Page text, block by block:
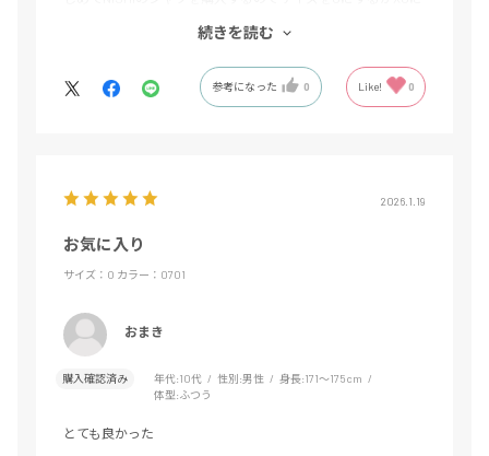
りでXOを購入しました。試着してみて、XOがジャストサイズ
なのでしたのでこれからNISHIの商品を購入する際には、ワン
サイズ上で購入することを学びました。
続きを読む
参考になった 0 Like! 0
2026.1.19
お気に入り
サイズ：O カラー：0701
おまき
購入確認済み 年代:10代 性別:男性 身長:171～175cm
体型:ふつう
とても良かった